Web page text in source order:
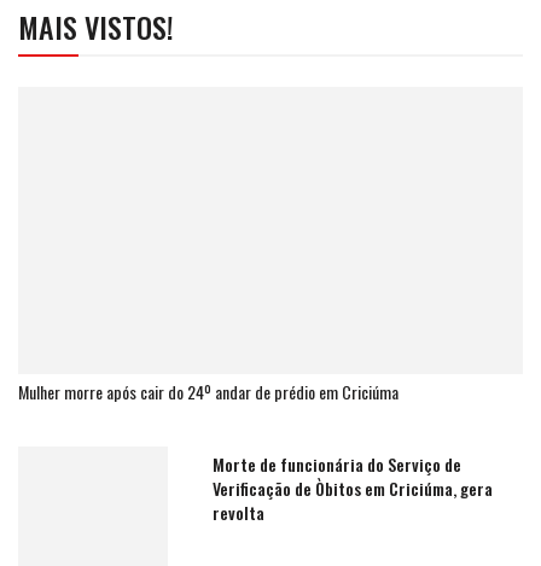
MAIS VISTOS!
Mulher morre após cair do 24º andar de prédio em Criciúma
Morte de funcionária do Serviço de
Verificação de Òbitos em Criciúma, gera
revolta